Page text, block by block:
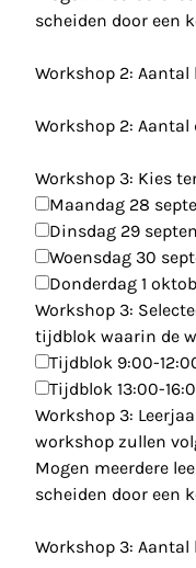
scheiden door een
Workshop 2: Aantal
Workshop 2:
Workshop 3: Kies
Maandag 28
Dinsdag 29
Woensdag 30
Donderdag 1
Workshop 3:
tijdblok waarin de
Tijdblok 9:00-
Tijdblok 13:00-
Workshop 3:
workshop zullen
Mogen meerdere
scheiden door een
Workshop 3: Aantal